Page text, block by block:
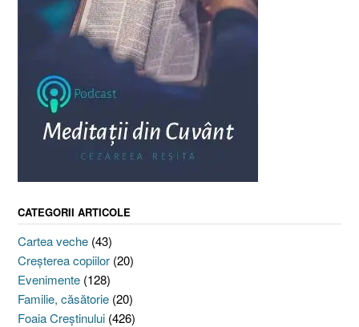
CATEGORII ARTICOLE
Cartea veche (43)
Creşterea copiilor (20)
Evenimente (128)
Familie, căsătorie (20)
Foaia Creştinului (426)